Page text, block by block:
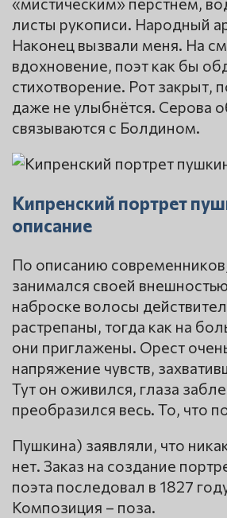
листы рукописи. Народный
Наконец вызвали меня. На
вдохновение, поэт как бы
стихотворение. Рот закрыт,
даже не улыбнётся. Серова
связываются с Болдином.
Кипренский портрет
описание
По описанию
занимался своей
наброске волосы
растрепаны, тогда как на
они приглажены. Орест
напряжение чувств,
Тут он оживился, глаза
преобразился весь. То, что
Пушкина) заявляли, что
нет. Заказ на создание
поэта последовал в 1827
Композиция – поза.